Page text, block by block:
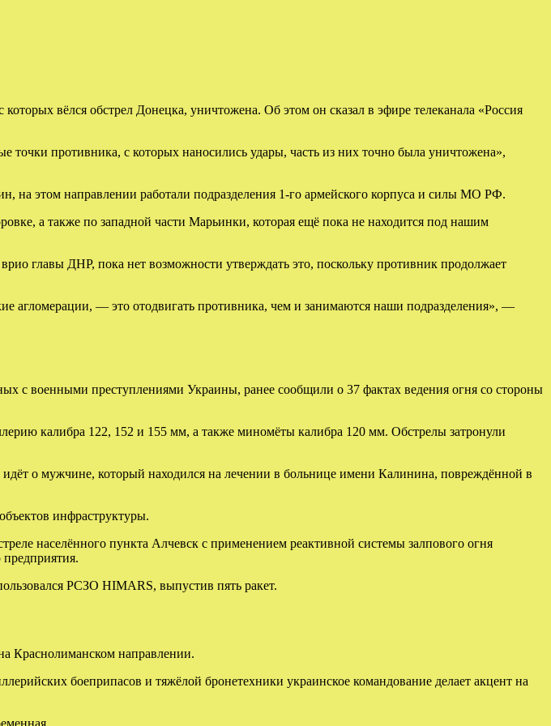
вёлся обстрел Донецка, уничтожена. Об этом он сказал в эфире телеканала «Россия
точки противника, с которых наносились удары, часть из них точно была уничтожена»,
на этом направлении работали подразделения 1-го армейского корпуса и силы МО РФ.
а также по западной части Марьинки, которая ещё пока не находится под нашим
главы ДНР, пока нет возможности утверждать это, поскольку противник продолжает
агломерации, — это отодвигать противника, чем и занимаются наши подразделения», —
с военными преступлениями Украины, ранее сообщили о 37 фактах ведения огня со стороны
калибра 122, 152 и 155 мм, а также миномёты калибра 120 мм. Обстрелы затронули
о мужчине, который находился на лечении в больнице имени Калинина, повреждённой в
инфраструктуры.
населённого пункта Алчевск с применением реактивной системы залпового огня
РСЗО HIMARS, выпустив пять ракет.
Краснолиманском направлении.
боеприпасов и тяжёлой бронетехники украинское командование делает акцент на